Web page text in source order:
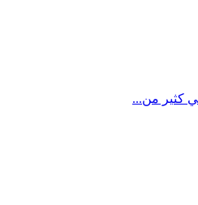
كثير من...